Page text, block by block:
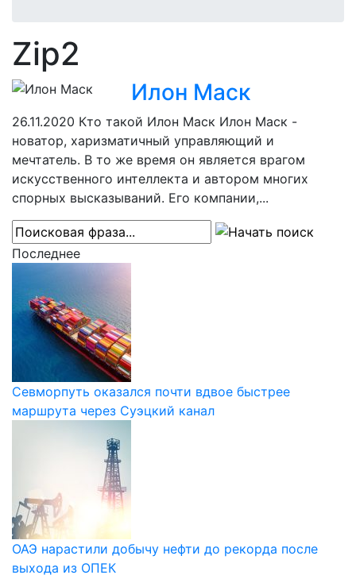
Zip2
Илон Маск
26.11.2020 Кто такой Илон Маск Илон Маск -
новатор, харизматичный управляющий и
мечтатель. В то же время он является врагом
искусственного интеллекта и автором многих
спорных высказываний. Его компании,...
Последнее
Севморпуть оказался почти вдвое быстрее
маршрута через Суэцкий канал
ОАЭ нарастили добычу нефти до рекорда после
выхода из ОПЕК